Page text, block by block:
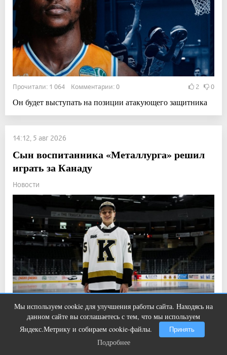
Прочитали: 1 064 Комментарии: 0 2 0
Он будет выступать на позиции атакующего защитника
14:12, 5 авг 2026
Сын воспитанника «Металлурга» решил
играть за Канаду
Новости
Прочитали: 1 161 Комментарии: 0 3
Алексей Кулемин уже дебютировал за юниорскую
Мы используем cookie для улучшения работы сайта. Находясь на
данном сайте вы соглашаетесь с тем, что мы используем
Яндекс.Метрику и собираем cookie-файлы.
Принять
Подробнее
Этот танец невесты оставит вас без
слов! Пересмотрела 10 раз
Подробнее